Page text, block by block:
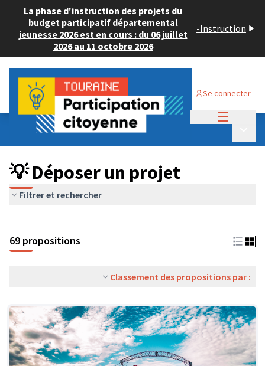
La phase d'instruction des projets du
budget participatif départemental
jeunesse 2026 est en cours : du 06 juillet
2026 au 11 octobre 2026
-Instruction
Se connecter
Budget Participatif ADULTE 2024
💡 Déposer un projet
💡 Déposer un projet
Filtrer et rechercher
69 propositions
Classement des propositions par :